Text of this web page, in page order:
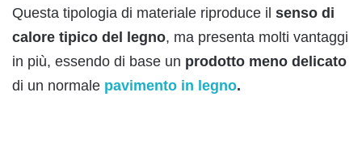
Questa tipologia di materiale riproduce il senso di
calore tipico del legno, ma presenta molti vantaggi
in più, essendo di base un prodotto meno delicato
di un normale pavimento in legno.